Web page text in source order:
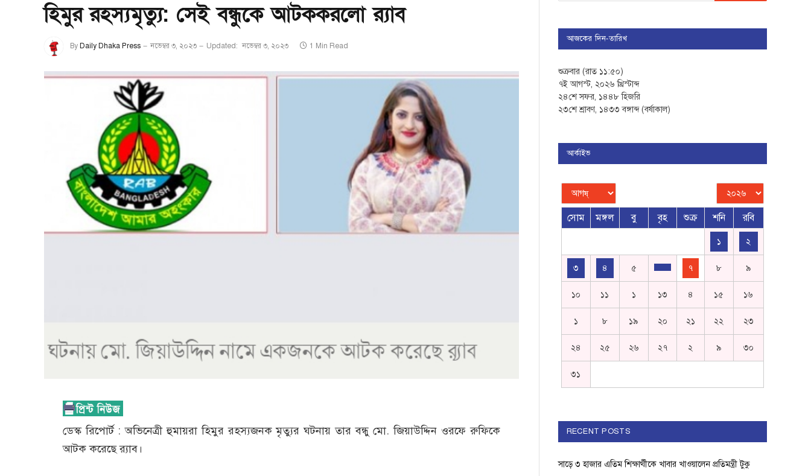
হিমুর রহস্যমৃত্যু: সেই বন্ধুকে আটককরলো র‍্যাব
By Daily Dhaka Press নভেম্বর ৩, ২০২৩ Updated: নভেম্বর ৩, ২০২৩ 1 Min Read
ডেস্ক রিপোর্ট : অভিনেত্রী হুমায়রা হিমুর রহস্যজনক মৃত্যুর ঘটনায় তার বন্ধু মো. জিয়াউদ্দিন ওরফে রুফিকে
আটক করেছে র‍্যাব।
আজকের দিন-তারিখ
শুক্রবার (রাত ১১:৫০)
৭ই আগস্ট, ২০২৬ খ্রিস্টাব্দ
২৪শে সফর, ১৪৪৮ হিজরি
২৩শে শ্রাবণ, ১৪৩৩ বঙ্গাব্দ (বর্ষাকাল)
আর্কাইভ
সোম মঙ্গল বু বৃহ শুক্র শনি রবি
১ ২
৩ ৪ ৫ ৭ ৮ ৯
১০ ১১ ১ ১৩ ৪ ১৫ ১৬
১ ৮ ১৯ ২০ ২১ ২২ ২৩
২৪ ২৫ ২৬ ২৭ ২ ৯ ৩০
৩১
RECENT POSTS
সাড়ে ৩ হাজার এতিম শিক্ষার্থীকে খাবার খাওয়ালেন প্রতিমন্ত্রী টুকু